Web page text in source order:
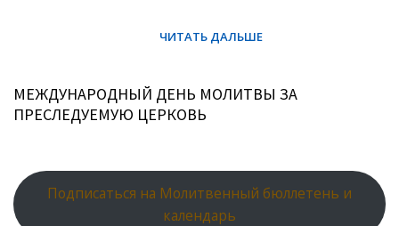
МЕЖДУНАРОДНЫЙ ДЕНЬ МОЛИТВЫ ЗА
ПРЕСЛЕДУЕМУЮ ЦЕРКОВЬ
Подписаться на Молитвенный бюллетень и
календарь